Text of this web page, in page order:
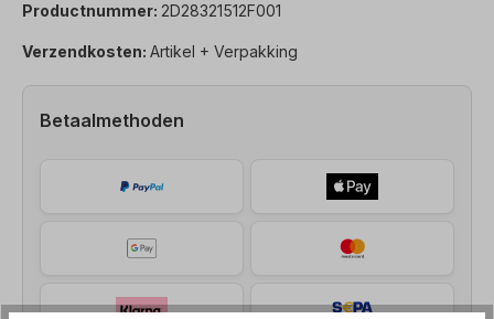
Productnummer: 2D28321512F001
Verzendkosten: Artikel + Verpakking
Betaalmethoden